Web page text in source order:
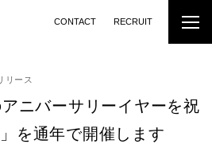
CONTACT RECRUIT
リース
ニバーサリーイヤーを祝
を通年で開催します